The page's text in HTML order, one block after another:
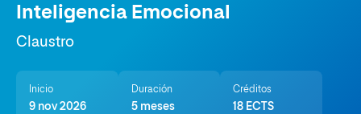
Inteligencia Emocional
Claustro
Inicio
9 nov 2026
Duración
5 meses
Créditos
18 ECTS